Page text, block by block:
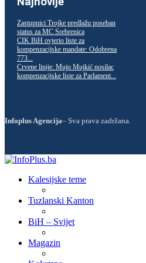
Zastupnici Trojke predlažu poseban
status za MC Srebrenica
CIK BiH ovjerio liste za
kompenzacijske mandate: Odobrena
773...
Crvene linije: Mujo Mujkić nosilac
kompenzacijske liste za Parlament...
Infoplus Agencija– Sva prava zadržana.
Kalesijske teme
Tuzlanski Kanton
BiH – Svijet
Magazin